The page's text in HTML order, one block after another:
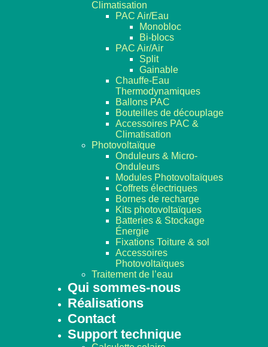
Climatisation
PAC Air/Eau
Monobloc
Bi-blocs
PAC Air/Air
Split
Gainable
Chauffe-Eau
Thermodynamiques
Ballons PAC
Bouteilles de découplage
Accessoires PAC &
Climatisation
Photovoltaïque
Onduleurs & Micro-
Onduleurs
Modules Photovoltaïques
Coffrets électriques
Bornes de recharge
Kits photovoltaïques
Batteries & Stockage
Énergie
Fixations Toiture & sol
Accessoires
Photovoltaïques
Traitement de l’eau
Qui sommes-nous
Réalisations
Contact
Support technique